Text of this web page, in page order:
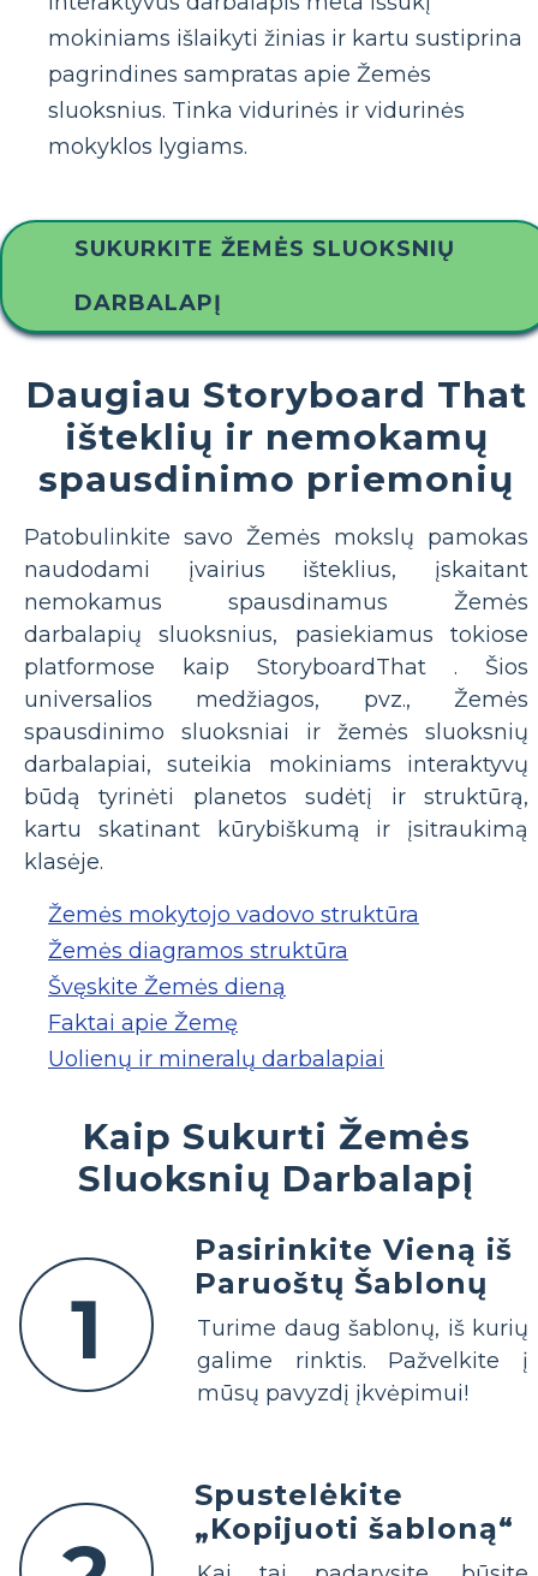
mokiniams išlaikyti žinias ir kartu sustiprina
pagrindines sampratas apie Žemės
sluoksnius. Tinka vidurinės ir vidurinės
mokyklos lygiams.
SUKURKITE ŽEMĖS SLUOKSNIŲ
DARBALAPĮ
Daugiau Storyboard That
išteklių ir nemokamų
spausdinimo priemonių
Patobulinkite savo Žemės mokslų pamokas
naudodami įvairius išteklius, įskaitant
nemokamus spausdinamus Žemės
darbalapių sluoksnius, pasiekiamus tokiose
platformose kaip StoryboardThat . Šios
universalios medžiagos, pvz., Žemės
spausdinimo sluoksniai ir žemės sluoksnių
darbalapiai, suteikia mokiniams interaktyvų
būdą tyrinėti planetos sudėtį ir struktūrą,
kartu skatinant kūrybiškumą ir įsitraukimą
klasėje.
Žemės mokytojo vadovo struktūra
Žemės diagramos struktūra
Švęskite Žemės dieną
Faktai apie Žemę
Uolienų ir mineralų darbalapiai
Kaip Sukurti Žemės
Sluoksnių Darbalapį
1
Pasirinkite Vieną iš
Paruoštų Šablonų
Turime daug šablonų, iš kurių
galime rinktis. Pažvelkite į
mūsų pavyzdį įkvėpimui!
Spustelėkite
„Kopijuoti šabloną“